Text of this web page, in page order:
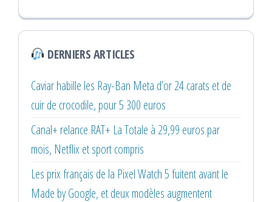
DERNIERS ARTICLES
Caviar habille les Ray-Ban Meta d’or 24 carats et de
cuir de crocodile, pour 5 300 euros
Canal+ relance RAT+ La Totale à 29,99 euros par
mois, Netflix et sport compris
Les prix français de la Pixel Watch 5 fuitent avant le
Made by Google, et deux modèles augmentent